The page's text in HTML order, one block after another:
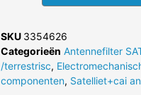
SKU 3354626
Categorieën Antennefilter
/terrestrisc,
componenten, Satelliet+cai